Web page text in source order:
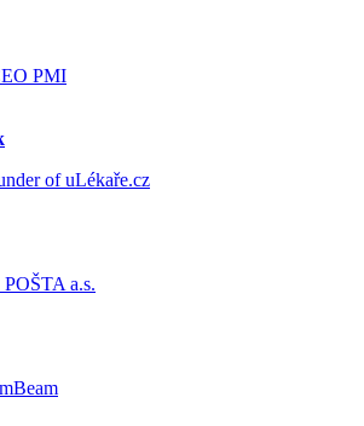
PMI
of uLékaře.cz
a.s.